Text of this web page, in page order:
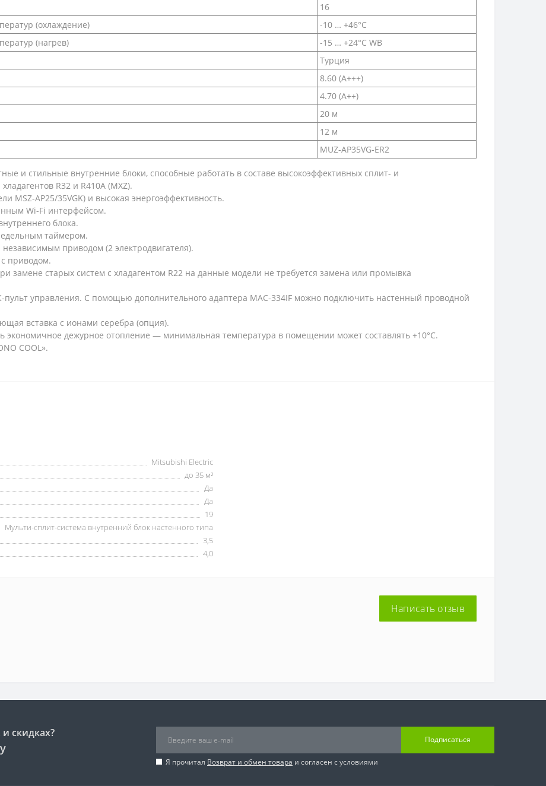
16
(охлаждение)
-10 … +46°C
(нагрев)
-15 … +24°C WB
Турция
8.60 (A+++)
4.70 (A++)
20 м
12 м
MUZ-AP35VG-ER2
и стильные внутренние блоки, способные работать в составе высокоэффективных сплит- и
R32 и R410A (MXZ).
MSZ-AP25/35VGK) и высокая энергоэффективность.
Wi-Fi интерфейсом.
блока.
таймером.
приводом (2 электродвигателя).
приводом.
замене старых систем с хладагентом R22 на данные модели не требуется замена или промывка
пульт управления. С помощью дополнительного адаптера MAC-334IF можно подключить настенный проводной
вставка с ионами серебра (опция).
экономичное дежурное отопление — минимальная температура в помещении может составлять +10°С.
COOL».
Mitsubishi Electric
до 35 м²
Да
Да
19
Мульти-сплит-система внутренний блок настенного типа
3,5
4,0
Написать отзыв
скидках?
Подписаться
Я прочитал Возврат и обмен товара и согласен с условиями